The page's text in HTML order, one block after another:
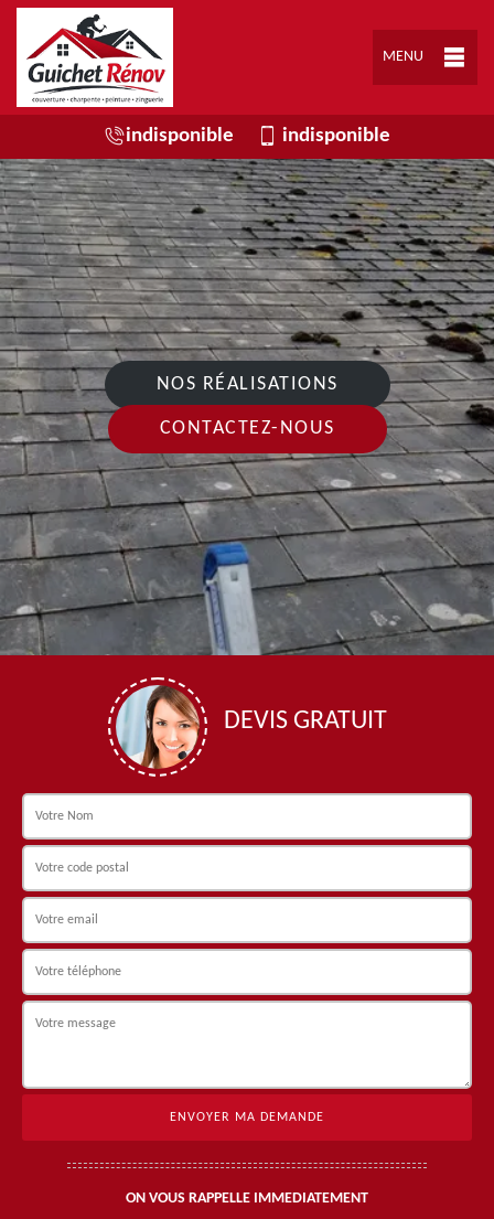
MENU
indisponible indisponible
NOS RÉALISATIONS
CONTACTEZ-NOUS
DEVIS GRATUIT
ON VOUS RAPPELLE IMMEDIATEMENT